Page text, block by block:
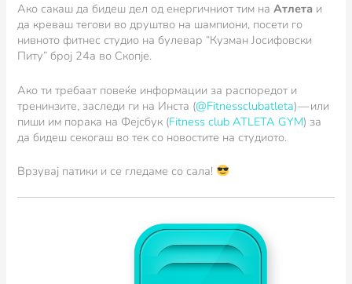
Ако сакаш да бидеш дел од енергичниот тим наАтлета и
да креваш тегови во друштво на шампиони, посети го
нивното фитнес студио на булевар “Кузман Јосифовски
Питу” број 24а во Скопје.
Ако ти требаат повеќе информации за распоредот и
тренинзите, заследи ги на Инста (@Fitnessclubatleta) — или
пиши им порака на Фејсбук (Fitness club ATLETA GYM) за
да бидеш секогаш во тек со новостите на студиото.
Врзувај патики и се гледаме со сала!